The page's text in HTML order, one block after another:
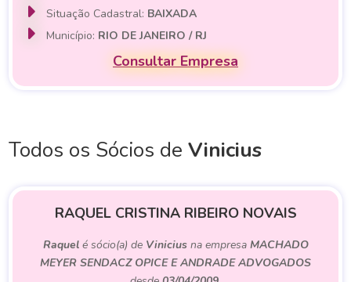
Situação Cadastral: BAIXADA
Município: RIO DE JANEIRO / RJ
Consultar Empresa
Todos os Sócios deVinicius
RAQUEL CRISTINA RIBEIRO NOVAIS
Raquelé sócio(a) de Viniciusna empresa MACHADO
MEYER SENDACZ OPICE E ANDRADE ADVOGADOS